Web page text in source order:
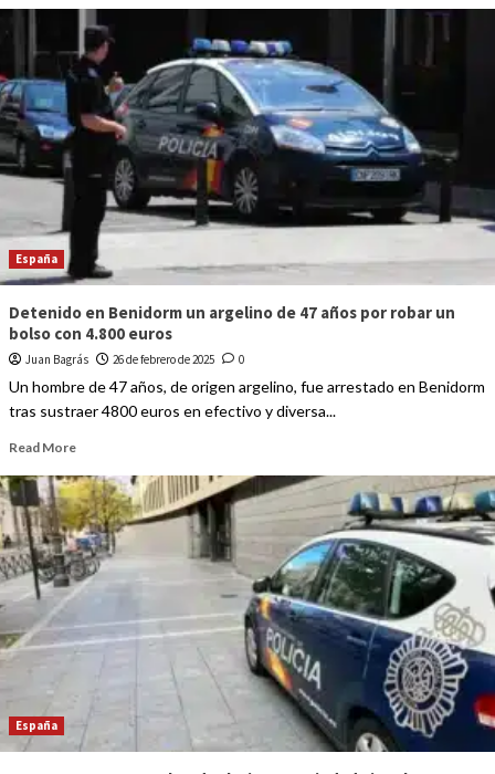
España
Detenido en Benidorm un argelino de 47 años por robar un
bolso con 4.800 euros
Juan Bagrás 26 de febrero de 2025 0
Un hombre de 47 años, de origen argelino, fue arrestado en Benidorm
tras sustraer 4800 euros en efectivo y diversa...
Read More
España